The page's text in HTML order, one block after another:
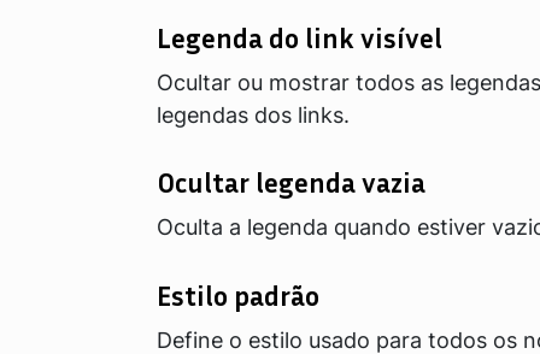
Legenda do link visível
Ocultar ou mostrar todos as
legendas dos links.
Ocultar legenda vazia
Oculta a legenda quando estiver
Estilo padrão
Define o estilo usado para todos os